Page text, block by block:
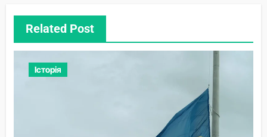
Related Post
Історія